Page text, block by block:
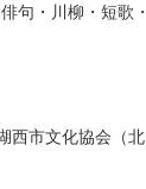
句・川柳・短歌・
西市文化協会（北